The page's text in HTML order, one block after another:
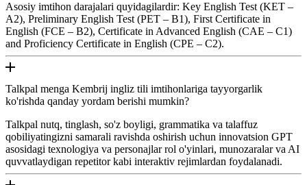
Asosiy imtihon darajalari quyidagilardir: Key English Test (KET –
A2), Preliminary English Test (PET – B1), First Certificate in
English (FCE – B2), Certificate in Advanced English (CAE – C1)
and Proficiency Certificate in English (CPE – C2).
Talkpal menga Kembrij ingliz tili imtihonlariga tayyorgarlik
ko'rishda qanday yordam berishi mumkin?
Talkpal nutq, tinglash, so'z boyligi, grammatika va talaffuz
qobiliyatingizni samarali ravishda oshirish uchun innovatsion GPT
asosidagi texnologiya va personajlar rol o'yinlari, munozaralar va AI
quvvatlaydigan repetitor kabi interaktiv rejimlardan foydalanadi.